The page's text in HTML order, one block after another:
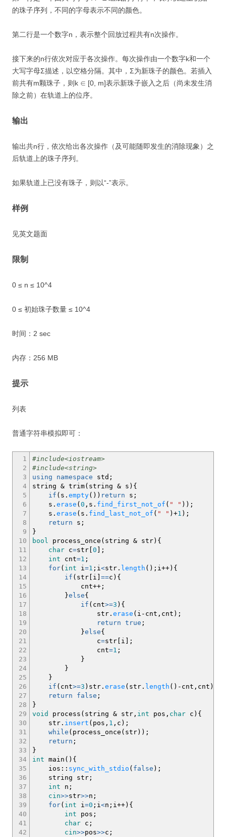
的珠子序列，不同的字母表示不同的颜色。
第二行是一个数字n，表示整个回放过程共有n次操作。
接下来的n行依次对应于各次操作。每次操作由一个数字k和一个
大写字母Σ描述，以空格分隔。其中，Σ为新珠子的颜色。若插入
前共有m颗珠子，则k ∈ [0, m]表示新珠子嵌入之后（尚未发生消
除之前）在轨道上的位序。
输出
输出共n行，依次给出各次操作（及可能随即发生的消除现象）之
后轨道上的珠子序列。
如果轨道上已没有珠子，则以“-”表示。
样例
见英文题面
限制
0 ≤ n ≤ 10^4
0 ≤ 初始珠子数量 ≤ 10^4
时间：2 sec
内存：256 MB
提示
列表
普通字符串模拟即可：
1
2
3
4
5
6
7
8
9
10
11
12
13
14
15
16
17
18
19
20
21
22
23
24
25
26
27
28
29
30
31
32
33
34
35
36
37
38
39
40
41
42
#include<iostream>
#include<string>
using
namespace std ;
string & trim( string & s ) {
if ( s. empty( ) ) return s ;
s. erase ( 0 ,s. find_first_not_of ( " " ) ) ;
s. erase ( s. find_last_not_of ( " " ) +1 ) ;
return s ;
}
bool process_once ( string & str) {
char c=str 0
;
int cnt=1 ;
for( int i=1 ; i<str. length ( ) ; i++) {
if ( str i ==c ) {
cnt++ ;
}else{
if ( cnt>=3 ) {
str. erase ( i - cnt,cnt ) ;
return true ;
}else{
c=str i
;
cnt=1 ;
}
}
}
if ( cnt>=3 ) str. erase ( str. length ( ) - cnt,cnt )
return
false ;
}
void
process ( string & str, int pos, char c ) {
str. insert ( pos, 1 ,c ) ;
while ( process_once ( str) ) ;
return ;
}
int main ( ) {
ios :: sync_with_stdio ( false ) ;
string str ;
int n ;
cin>>str>>n ;
for( int i=0 ; i<n ; i++) {
int pos ;
char c ;
cin>>pos>>c ;